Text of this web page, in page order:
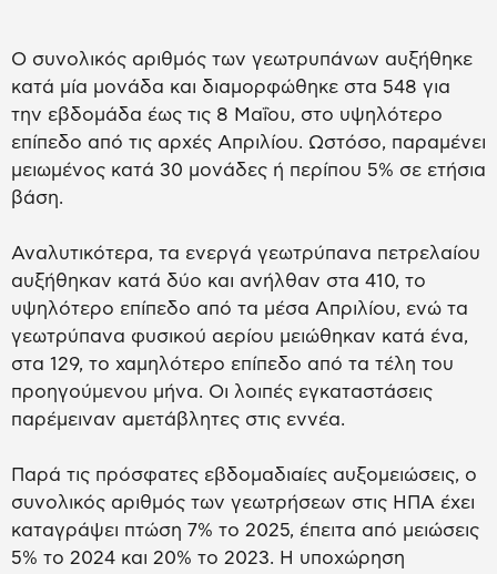
Ο συνολικός αριθμός των γεωτρυπάνων αυξήθηκε
κατά μία μονάδα και διαμορφώθηκε στα 548 για
την εβδομάδα έως τις 8 Μαΐου, στο υψηλότερο
επίπεδο από τις αρχές Απριλίου. Ωστόσο, παραμένει
μειωμένος κατά 30 μονάδες ή περίπου 5% σε ετήσια
βάση.
Αναλυτικότερα, τα ενεργά γεωτρύπανα πετρελαίου
αυξήθηκαν κατά δύο και ανήλθαν στα 410, το
υψηλότερο επίπεδο από τα μέσα Απριλίου, ενώ τα
γεωτρύπανα φυσικού αερίου μειώθηκαν κατά ένα,
στα 129, το χαμηλότερο επίπεδο από τα τέλη του
προηγούμενου μήνα. Οι λοιπές εγκαταστάσεις
παρέμειναν αμετάβλητες στις εννέα.
Παρά τις πρόσφατες εβδομαδιαίες αυξομειώσεις, ο
συνολικός αριθμός των γεωτρήσεων στις ΗΠΑ έχει
καταγράψει πτώση 7% το 2025, έπειτα από μειώσεις
5% το 2024 και 20% το 2023. Η υποχώρηση